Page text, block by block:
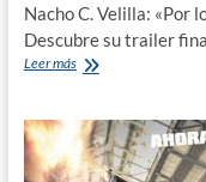
Nacho C. Velilla: «Por
Descubre su trailer
Leer más‘Por
Una
historia
de